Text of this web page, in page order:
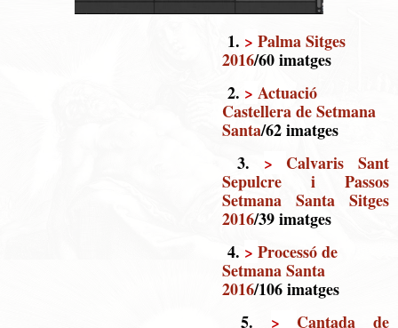
1. > Palma Sitges
2016/60 imatges
2. > Actuació
Castellera de Setmana
Santa/62 imatges
3. >Calvaris Sant
Sepulcre i Passos
Setmana Santa Sitges
2016/39 imatges
4. > Processó de
Setmana Santa
2016/106 imatges
5. >
Cantada de